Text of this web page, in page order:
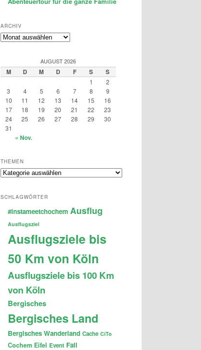
ARCHIV
Archiv
AUGUST 2026
M D M D F S S
1
2
3
4 5 6 7 8
9
10
11 12 13 14 15
16
17
18 19 20 21 22
23
24
25 26 27 28 29
30
31
« Nov.
THEMEN
Themen
SCHLAGWÖRTER
#instameetchochem Ausflug
Ausflugsziel
Ausflugsziele bis
50 Km von Köln
Ausflugsziele bis 100 Km
von Köln
Bergisches
Bergisches Land
Bergisches Wanderland Cache CiTo
Cochem Eifel Event Fail